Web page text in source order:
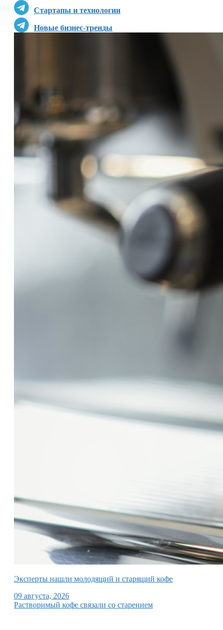
Стартапы и технологии
Новые бизнес-тренды
Эксперты нашли молодящий и старящий кофе
09 августа, 2026
Растворимый кофе связали со старением